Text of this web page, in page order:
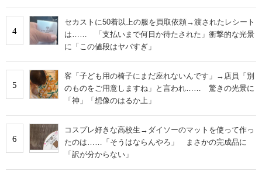
4
セカストに50着以上の服を買取依頼→渡されたレシート
は…… 「支払いまで何日か待たされた」衝撃的な光景
に「この値段はヤバすぎ」
5
客「子ども用の椅子にまだ座れないんです」→店員「別
のものをご用意しますね」と言われ…… 驚きの光景に
「神」「想像のはるか上」
6
コスプレ好きな高校生→ダイソーのマットを使って作っ
たのは……「そうはならんやろ」 まさかの完成品に
「訳が分からない」